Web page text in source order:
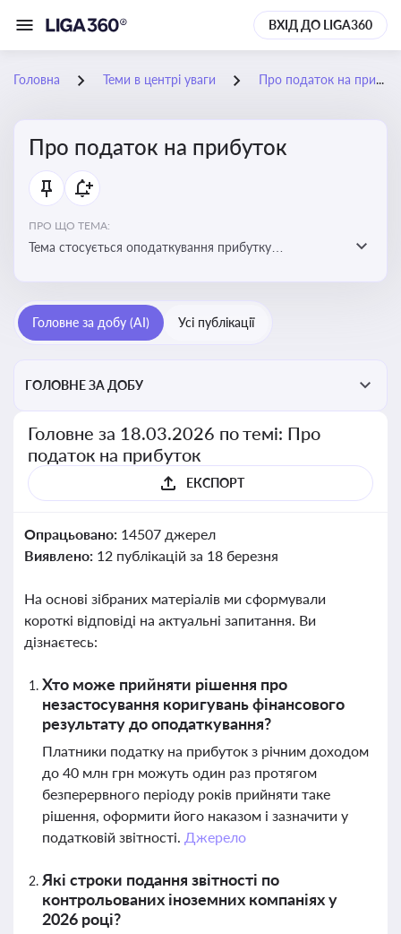
ВХІД ДО LIGA360
Головна Теми в центрі уваги Про податок на прибуток
Про податок на прибуток
ПРО ЩО ТЕМА:
Тема стосується оподаткування прибутку
звітність для бізнесу, бухгалтерів і юристів
Головне за добу (AI) Усі публікації
ГОЛОВНЕ ЗА ДОБУ
Головне за 18.03.2026 по темі: Про
податок на прибуток
ЕКСПОРТ
Опрацьовано: 14507 джерел
Виявлено: 12 публікацій за 18 березня
На основі зібраних матеріалів ми сформували
короткі відповіді на актуальні запитання. Ви
дізнаєтесь:
Хто може прийняти рішення про
незастосування коригувань фінансового
результату до оподаткування?
Платники податку на прибуток з річним доходом
до 40 млн грн можуть один раз протягом
безперервного періоду років прийняти таке
рішення, оформити його наказом і зазначити у
податковій звітності. Джерело
Які строки подання звітності по
контрольованих іноземних компаніях у
2026 році?